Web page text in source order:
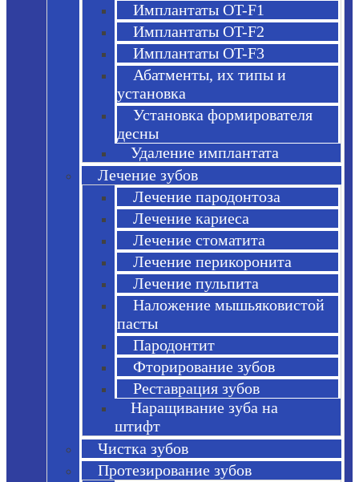
Имплантаты OT-F1
Имплантаты OT-F2
Имплантаты OT-F3
Абатменты, их типы и
установка
Установка формирователя
десны
Удаление имплантата
Лечение зубов
Лечение пародонтоза
Лечение кариеса
Лечение стоматита
Лечение перикоронита
Лечение пульпита
Наложение мышьяковистой
пасты
Пародонтит
Фторирование зубов
Реставрация зубов
Наращивание зуба на
штифт
Чистка зубов
Протезирование зубов